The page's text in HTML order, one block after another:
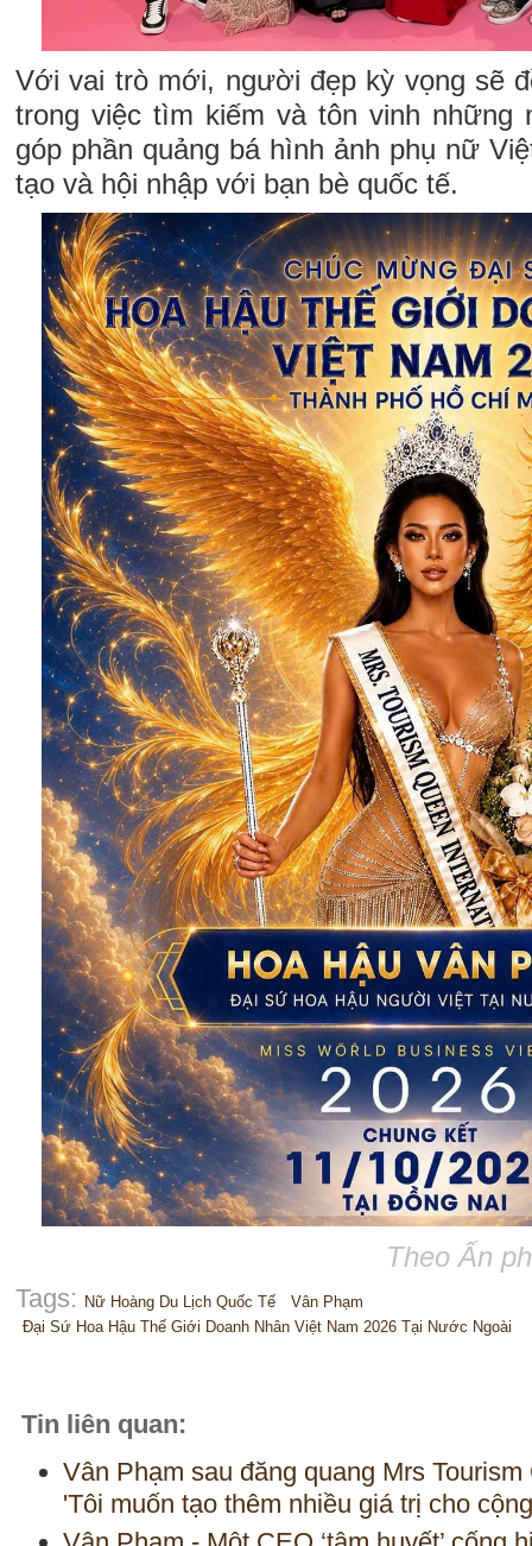
Với vai trò mới, người đẹp kỳ vọng sẽ
trong việc tìm kiếm và tôn vinh những
góp phần quảng bá hình ảnh phụ nữ
tạo và hội nhập với bạn bè quốc tế.
Theo Ấn
Tags: Nữ Hoàng Du Lịch Quốc Tế
Vân Phạm
Đại Sứ Hoa Hậu Thế Giới Doanh Nhân Việt Nam 2026 Tại Nước Ngoài
Tin liên quan:
Vân Phạm sau đăng quang Mrs
'Tôi muốn tạo thêm nhiều giá trị cho